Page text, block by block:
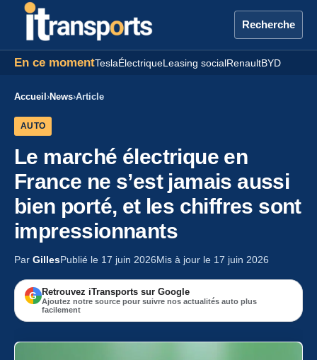
Recherche
En ce momentTeslaÉlectriqueLeasing socialRenaultBYD
Accueil ›News›Article
AUTO
Le marché électrique en
France ne s’est jamais aussi
bien porté, et les chiffres sont
impressionnants
Par GillesPublié le 17 juin 2026Mis à jour le 17 juin 2026
G Retrouvez iTransports sur Google
Ajoutez notre source pour suivre nos actualités auto plus
facilement